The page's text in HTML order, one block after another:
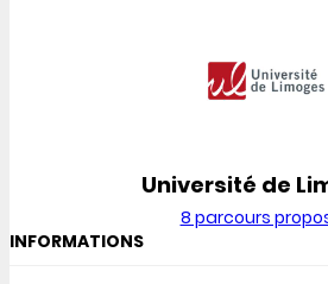
Université de
8 parcours
INFORMATIONS